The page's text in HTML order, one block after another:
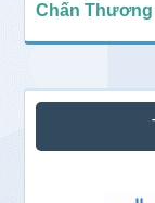
Chấn Thương